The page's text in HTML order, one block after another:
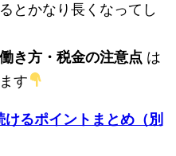
とかなり長くなってし
き方・税金の注意点 は
す
るポイントまとめ（別